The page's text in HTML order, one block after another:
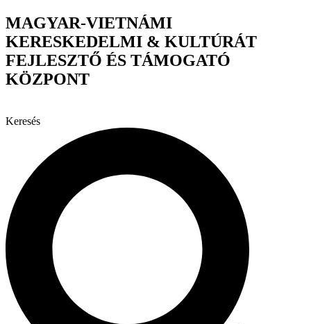
Ugrás
a
tartalomhoz
MAGYAR-VIETNÁMI
KERESKEDELMI & KULTÚRÁT
FEJLESZTŐ ÉS TÁMOGATÓ
KÖZPONT
Keresés